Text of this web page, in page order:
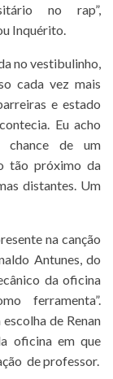
no rap”,
Inquérito.
no vestibulinho,
cada vez mais
e estado
Eu acho
chance de um
tão próximo da
distantes. Um
na canção
Antunes, do
da oficina
ferramenta”.
de Renan
oficina em que
de professor.